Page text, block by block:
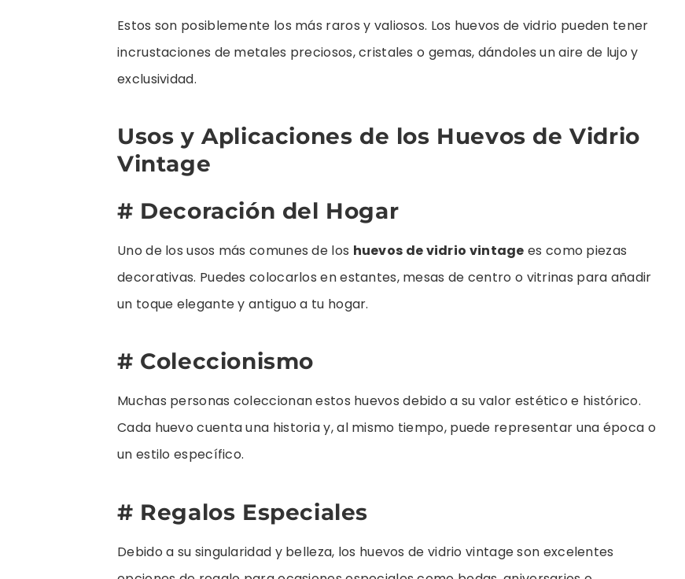
Estos son posiblemente los más raros y valiosos. Los huevos de vidrio pueden tener
incrustaciones de metales preciosos, cristales o gemas, dándoles un aire de lujo y
exclusividad.
Usos y Aplicaciones de los Huevos de Vidrio
Vintage
# Decoración del Hogar
Uno de los usos más comunes de los huevos de vidrio vintage es como piezas
decorativas. Puedes colocarlos en estantes, mesas de centro o vitrinas para añadir
un toque elegante y antiguo a tu hogar.
# Coleccionismo
Muchas personas coleccionan estos huevos debido a su valor estético e histórico.
Cada huevo cuenta una historia y, al mismo tiempo, puede representar una época o
un estilo específico.
# Regalos Especiales
Debido a su singularidad y belleza, los huevos de vidrio vintage son excelentes